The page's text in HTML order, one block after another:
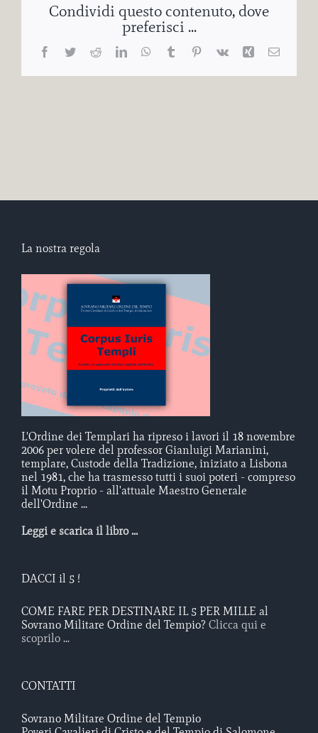
Condividi questo contenuto, dove
preferisci ...
Facebook
TwitterRedditLinkedInWhatsApp
TumblrPinterest
Vk Xing Email
La nostra regola
L'Ordine dei Templari ha ripreso i lavori il 18 novembre
2006 per volere del professor Gianluigi Marianini,
templare, Custode della Tradizione, iniziato a Lisbona
nel 1981, che ha trasmesso tutti i suoi poteri - compreso
il Motu Proprio - all'attuale Maestro Generale
dell'Ordine ...
Leggi e scarica il libro ...
DACCI il 5 !
COME FARE PER DESTINARE IL 5 PER MILLE al
Sovrano Militare Ordine del Tempio? Clicca qui e
scoprilo ...
CONTATTI
Sovrano Militare Ordine del Tempio